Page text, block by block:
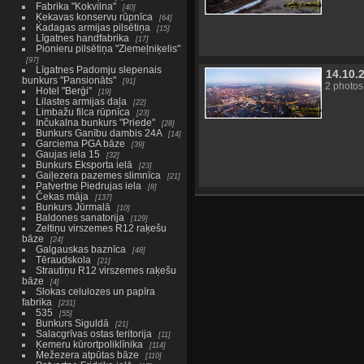
Fabrika "Kokvilna" 40
Ķekavas konservu rūpnīca 64
Kadagas armijas pilsētiņa 15
Līgatnes handfabrika 17
Pionieru pilsētiņa "Ziemeļniķelis"
97
Līgatnes Padomju slepenais
bunkurs "Pansionāts"
91
Hotel "Berģi" 19
Lilastes armijas daļa 22
Limbažu filca rūpnīca 23
Inčukalna bunkurs "Priede" 28
Bunkurs Ganību dambis 24A 14
Garciema PGA bāze 39
Gaujas iela 15 32
Bunkurs Eksporta ielā 23
Gaiļezera pazemes slimnīca 21
Patvertne Piedrujas iela 8
Čekas māja 137
Bunkurs Jūrmalā 10
Baldones sanatorija 129
Zeltiņu virszemes R12 raķešu
bāze
24
Galgauskas baznīca 48
Tēraudskola 21
Strautiņu R12 virszemes raķešu
bāze
4
Slokas celulozes un papīra
fabrika
231
535 55
Bunkurs Siguldā 21
Salacgrīvas ostas teritorija 11
Ķemeru kūrortpoliklīnika 114
Mežezera atpūtas bāze 110
2 photos